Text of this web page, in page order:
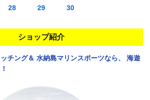
28 29 30
ショップ紹介
チング＆ 水納島マリンスポーツなら、
海遊